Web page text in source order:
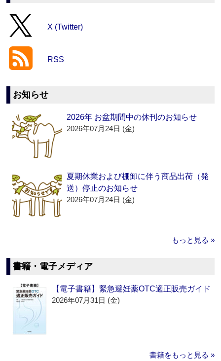
X (Twitter)
RSS
お知らせ
2026年 お盆期間中の休刊のお知らせ
2026年07月24日 (金)
夏期休業および棚卸に伴う商品出荷（発
送）停止のお知らせ
2026年07月24日 (金)
もっと見る »
書籍・電子メディア
【電子書籍】緊急避妊薬OTC適正販売ガイド
2026年07月31日 (金)
書籍をもっと見る »